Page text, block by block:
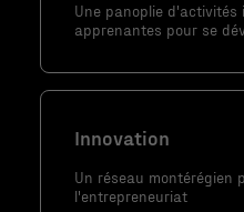
Une panoplie d'activités
apprenantes pour se
Innovation
Un réseau montérégien
l'entrepreneuriat